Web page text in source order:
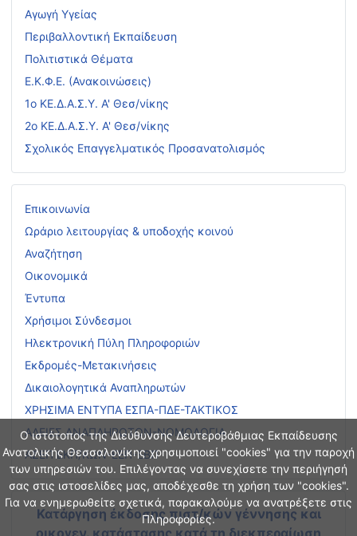
Ο ιστότοπος της Διεύθυνσης Δευτεροβάθμιας Εκπαίδευσης
Ανατολικής Θεσσαλονίκης χρησιμοποιεί "cookies" για την παροχή
των υπηρεσιών του. Επιλέγοντας να συνεχίσετε την περιήγησή
σας στις ιστοσελίδες μας, αποδέχεσθε τη χρήση των "cookies".
Για να ενημερωθείτε σχετικά, παρακαλούμε να ανατρέξετε στις
Πληροφορίες.
Αγωγή Υγείας
Περιβαλλοντική Εκπαίδευση
Πολιτιστικά Θέματα
Ε.Κ.Φ.Ε. (Ανακοινώσεις)
1ο ΚΕ.Δ.Α.Σ.Υ. Α' Θεσ/νίκης
2ο ΚΕ.Δ.Α.Σ.Υ. Α' Θεσ/νίκης
Σχολικός Επαγγελματικός Προσανατολισμός
Επικοινωνία
Ωράριο λειτουργίας & υποδοχής κοινού
Αναζήτηση
Οικονομικά
Έντυπα
Χρήσιμοι Σύνδεσμοι
Ηλεκτρονική Πύλη Πληροφοριών
Εκδρομές-Μετακινήσεις
Δικαιολογητικά Αναπληρωτών
ΧΡΗΣΙΜΑ ΕΝΤΥΠΑ ΕΣΠΑ-ΠΔΕ-ΤΑΚΤΙΚΟΣ
ΑΔΕΙΕΣ ΑΝΑΠΛΗΡΩΤΩΝ-ΝΟΜΟΛΟΓΙΑ
ΑΣΕΠ ΕΚΠ/ΚΩΝ-ΕΕΠ-ΕΒΠ
Κατάργηση έκδοσης πιστ/κών γέννησης και
οικογεν. κατάστασης κατά τη διεκπεραίωση